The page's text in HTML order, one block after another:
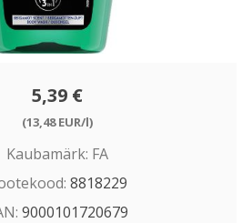
5,39 €
(13,48 EUR/l)
Kaubamärk: FA
8818229
9000101720679